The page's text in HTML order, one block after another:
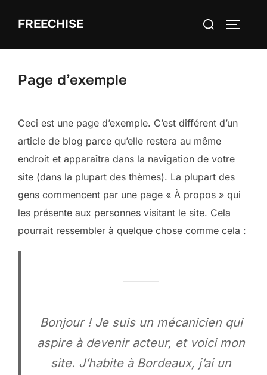
FREECHISE Rechercher :
Page d’exemple
Ceci est une page d’exemple. C’est différent d’un
article de blog parce qu’elle restera au même
endroit et apparaîtra dans la navigation de votre
site (dans la plupart des thèmes). La plupart des
gens commencent par une page « À propos » qui
les présente aux personnes visitant le site. Cela
pourrait ressembler à quelque chose comme cela :
Bonjour ! Je suis un mécanicien qui
aspire à devenir acteur, et voici mon
site. J’habite à Bordeaux, j’ai un